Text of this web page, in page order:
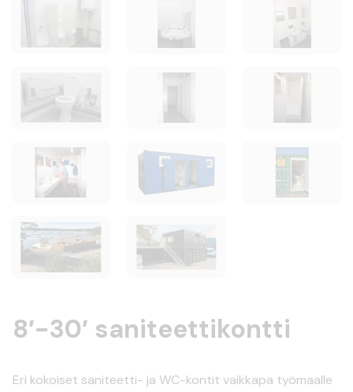
8′-30′ saniteettikontti
Eri kokoiset saniteetti- ja WC-kontit vaikkapa työmaalle